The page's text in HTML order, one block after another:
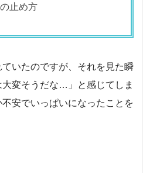
止め方
いたのですが、それを見た瞬
変そうだな…」と感じてしま
安でいっぱいになったことを